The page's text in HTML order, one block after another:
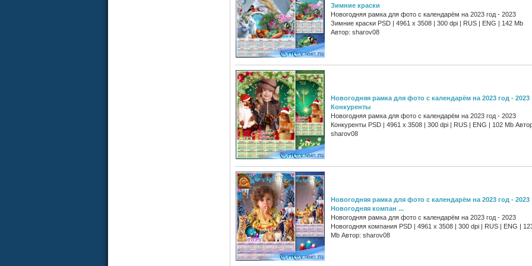
Зимние краски
Новогодняя рамка для фото с календарём на 2023 год - 2023
Зимние краски PSD | 4961 х 3508 | 300 dpi | RUS | ENG | 142 Mb
Автор: sharov08
Новогодняя рамка для фото с календарём на 2023 год - 2023
Конкуренты
Новогодняя рамка для фото с календарём на 2023 год - 2023
Конкуренты PSD | 4961 х 3508 | 300 dpi | RUS | ENG | 102 Mb
sharov08
Новогодняя рамка для фото с календарём на 2023 год - 2023
Новогодняя компан ...
Новогодняя рамка для фото с календарём на 2023 год - 2023
Новогодняя компания PSD | 4961 х 3508 | 300 dpi | RUS | ENG |
Mb Автор: sharov08